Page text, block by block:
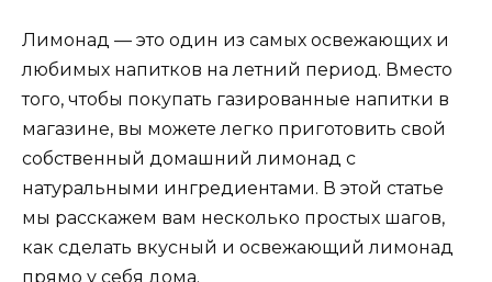
Лимонад — это один из самых освежающих и
любимых напитков на летний период. Вместо
того, чтобы покупать газированные напитки в
магазине, вы можете легко приготовить свой
собственный домашний лимонад с
натуральными ингредиентами. В этой статье
мы расскажем вам несколько простых шагов,
как сделать вкусный и освежающий лимонад
прямо у себя дома.